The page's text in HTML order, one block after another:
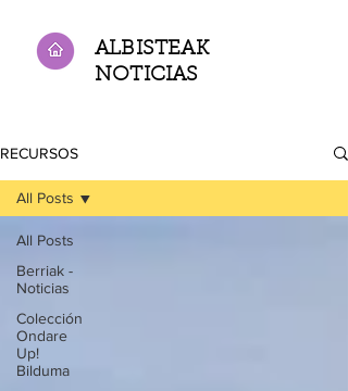
ALBISTEAK
NOTICIAS
RECURSOS
All Posts
Berriak -
Noticias
Colección
Ondare
Up!
Bilduma
All Posts